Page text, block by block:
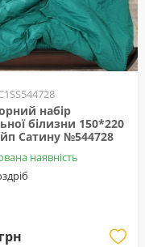
набір
білизни 150*220
Сатину №544728
наявність